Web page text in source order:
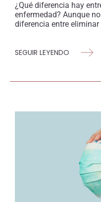
¿Qué diferencia hay
enfermedad? Aunque
diferencia entre eliminar
SEGUIR LEYENDO